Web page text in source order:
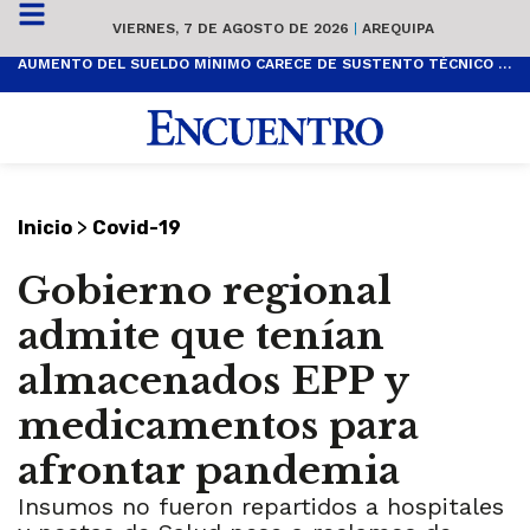
VIERNES, 7 DE AGOSTO DE 2026 | AREQUIPA
AUMENTO DEL SUELDO MÍNIMO CARECE DE SUSTENTO TÉCNICO Y ES POPULISTA
Inicio > Covid-19
Gobierno regional
admite que tenían
almacenados EPP y
medicamentos para
afrontar pandemia
Insumos no fueron repartidos a hospitales